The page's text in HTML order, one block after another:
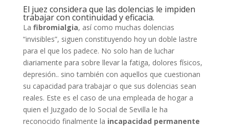
El juez considera que las dolencias le impiden
trabajar con continuidad y eficacia.
La fibromialgia, así como muchas dolencias
“invisibles”, siguen constituyendo hoy un doble lastre
para el que los padece. No solo han de luchar
diariamente para sobre llevar la fatiga, dolores físicos,
depresión.. sino también con aquellos que cuestionan
su capacidad para trabajar o que sus dolencias sean
reales. Este es el caso de una empleada de hogar a
quien el Juzgado de lo Social de Sevilla le ha
reconocido finalmente la incapacidad permanente